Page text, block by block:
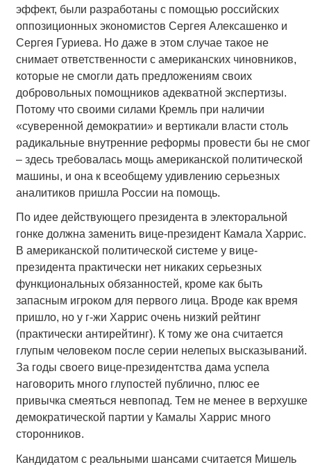
эффект, были разработаны с помощью российских
оппозиционных экономистов Сергея Алексашенко и
Сергея Гуриева. Но даже в этом случае такое не
снимает ответственности с американских чиновников,
которые не смогли дать предложениям своих
добровольных помощников адекватной экспертизы.
Потому что своими силами Кремль при наличии
«суверенной демократии» и вертикали власти столь
радикальные внутренние реформы провести бы не смог
– здесь требовалась мощь американской политической
машины, и она к всеобщему удивлению серьезных
аналитиков пришла России на помощь.
По идее действующего президента в электоральной
гонке должна заменить вице-президент Камала Харрис.
В американской политической системе у вице-
президента практически нет никаких серьезных
функциональных обязанностей, кроме как быть
запасным игроком для первого лица. Вроде как время
пришло, но у г-жи Харрис очень низкий рейтинг
(практически антирейтинг). К тому же она считается
глупым человеком после серии нелепых высказываний.
За годы своего вице-президентства дама успела
наговорить много глупостей публично, плюс ее
привычка смеяться невпопад. Тем не менее в верхушке
демократической партии у Камалы Харрис много
сторонников.
Кандидатом с реальными шансами считается Мишель